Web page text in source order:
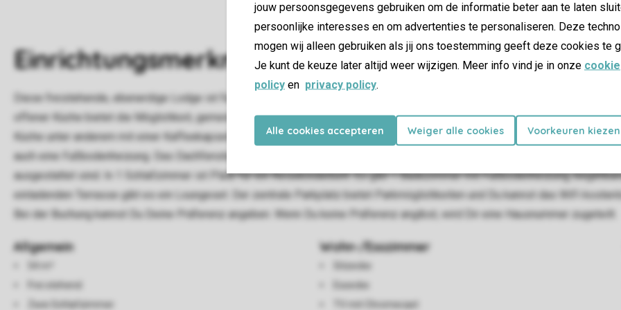
jouw persoonsgegevens gebruiken om de informatie beter aan te laten
persoonlijke interesses en om advertenties te personaliseren. Deze
mogen wij alleen gebruiken als jij ons toestemming geeft deze cookies te
Je kunt de keuze later altijd weer wijzigen. Meer info vind je in onze cookie
policy en privacy policy.
Alle cookies accepteren Weiger alle cookies Voorkeuren kiezen
Einrichtungsmerkmale
Diese freistehende, ebenerdige Lodge ist für 4 Personen geeignet. Innen- und Außenbereich sind durch große Fenster und
offener Küche bietet die Möglichkeit, gemeinsam zu entspannen, zu kochen und zu essen. Die Küche bietet alles, was Du
Küche unter anderem mit einer Kaffeekapselmaschine, einem Wasserhahn für kochendes Wasser, einer Kombi-Mikrowelle
auch eine Fußbodenheizung. Das Dachfenster im Wohnzimmer sorgt für einen entspannenden Blick in den Himmel. Die
ausgestattet sind. In 1 Schlafzimmer ist Platz für ein Reisekinderbett. Es gibt 1 Badezimmer mit Fußbodenheizung,
einladenden Terrasse gibt es ein Loungeset. Der zentrale Parkplatz bietet Parkmöglichkeiten und Du kannst das WiFi
Bei der Buchung kannst Du Deine Präferenz angeben. Wenn Du keine Präferenz angibst, wird Dir eine Hausnummer zugeteilt.
Allgemein
Frei stehend
Zwei Schlafzimmer
Wohn-/Esszimmer
Sitzecke
Essecke
TV mit Chromecast